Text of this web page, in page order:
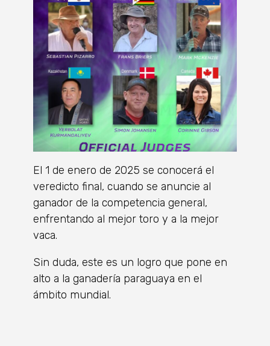
El 1 de enero de 2025 se conocerá el
veredicto final, cuando se anuncie al
ganador de la competencia general,
enfrentando al mejor toro y a la mejor
vaca.
Sin duda, este es un logro que pone en
alto a la ganadería paraguaya en el
ámbito mundial.